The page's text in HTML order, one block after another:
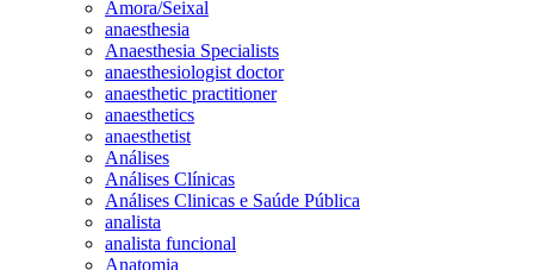
Amora/Seixal
anaesthesia
Anaesthesia Specialists
anaesthesiologist doctor
anaesthetic practitioner
anaesthetics
anaesthetist
Análises
Análises Clínicas
Análises Clinicas e Saúde Pública
analista
analista funcional
Anatomia